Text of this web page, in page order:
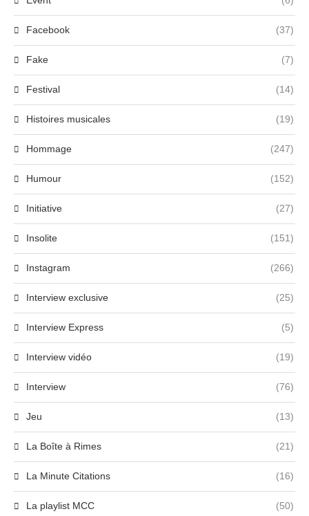
Facebook (37)
Fake (7)
Festival (14)
Histoires musicales (19)
Hommage (247)
Humour (152)
Initiative (27)
Insolite (151)
Instagram (266)
Interview exclusive (25)
Interview Express (5)
Interview vidéo (19)
Interview (76)
Jeu (13)
La Boîte à Rimes (21)
La Minute Citations (16)
La playlist MCC (50)